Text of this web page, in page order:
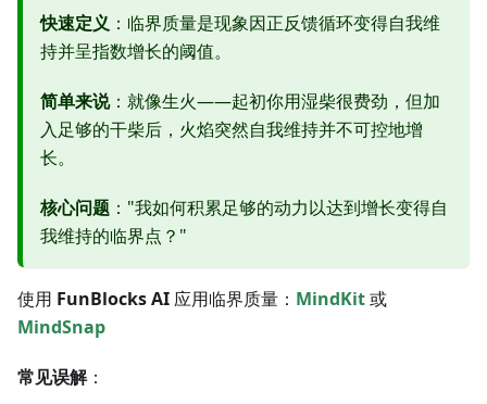
快速定义 ：临界质量是现象因正反馈循环变得自我维
持并呈指数增长的阈值。
简单来说：就像生火——起初你用湿柴很费劲，但加
入足够的干柴后，火焰突然自我维持并不可控地增
长。
核心问题 ："我如何积累足够的动力以达到增长变得自
我维持的临界点？"
使用 FunBlocks AI 应用临界质量： MindKit或
MindSnap
常见误解：